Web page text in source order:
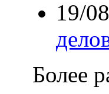
19/
Более